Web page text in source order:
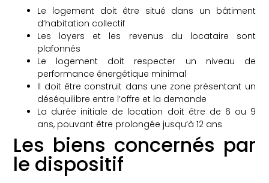
Le logement doit être situé dans un bâtiment
d’habitation collectif
Les loyers et les revenus du locataire sont
plafonnés
Le logement doit respecter un niveau de
performance énergétique minimal
Il doit être construit dans une zone présentant un
déséquilibre entre l’offre et la demande
La durée initiale de location doit être de 6 ou 9
ans, pouvant être prolongée jusqu’à 12 ans
Les biens concernés par
le dispositif